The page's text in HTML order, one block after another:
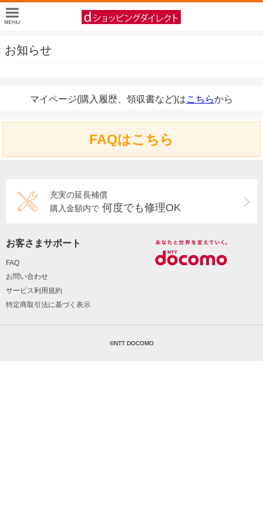
お知らせ
マイページ(購入履歴、領収書など)はこちらから
FAQはこちら
充実の延長補償
購入金額内で 何度でも修理OK
お客さまサポート
FAQ
お問い合わせ
サービス利用規約
特定商取引法に基づく表示
©NTT DOCOMO